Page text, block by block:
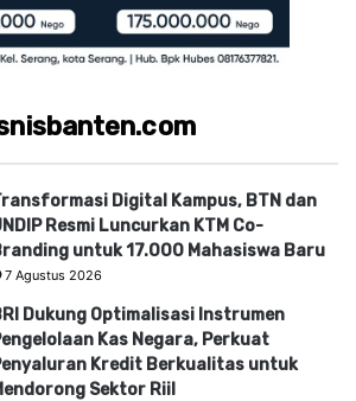
Digital Kampus, BTN dan
Resmi Luncurkan KTM Co-
untuk 17.000 Mahasiswa Baru
7 Agustus 2026
Dukung Optimalisasi Instrumen
Kas Negara, Perkuat
Kredit Berkualitas untuk
Sektor Riil